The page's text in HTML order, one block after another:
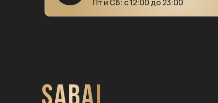
Пт и Сб: с 12:00 до 23:00